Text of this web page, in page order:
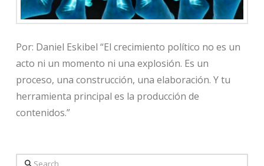
Por: Daniel Eskibel “El crecimiento político no es un
acto ni un momento ni una explosión. Es un
proceso, una construcción, una elaboración. Y tu
herramienta principal es la producción de
contenidos.”
Search